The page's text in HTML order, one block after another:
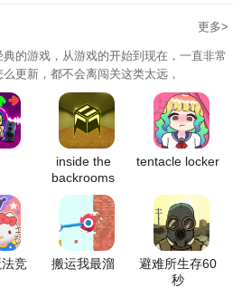
更多>
的游戏，从游戏的开始到现在，一直非常
更新，都不会离闯关这类太远，
inside the
backrooms
tentacle locker
竞
搬运我最溜
避难所生存60
秒